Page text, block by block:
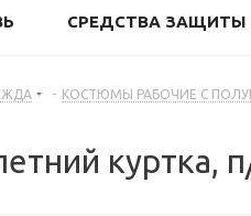
СРЕДСТВА ЗАЩИТЫ
- КОСТЮМЫ РАБОЧИЕ С
куртка,